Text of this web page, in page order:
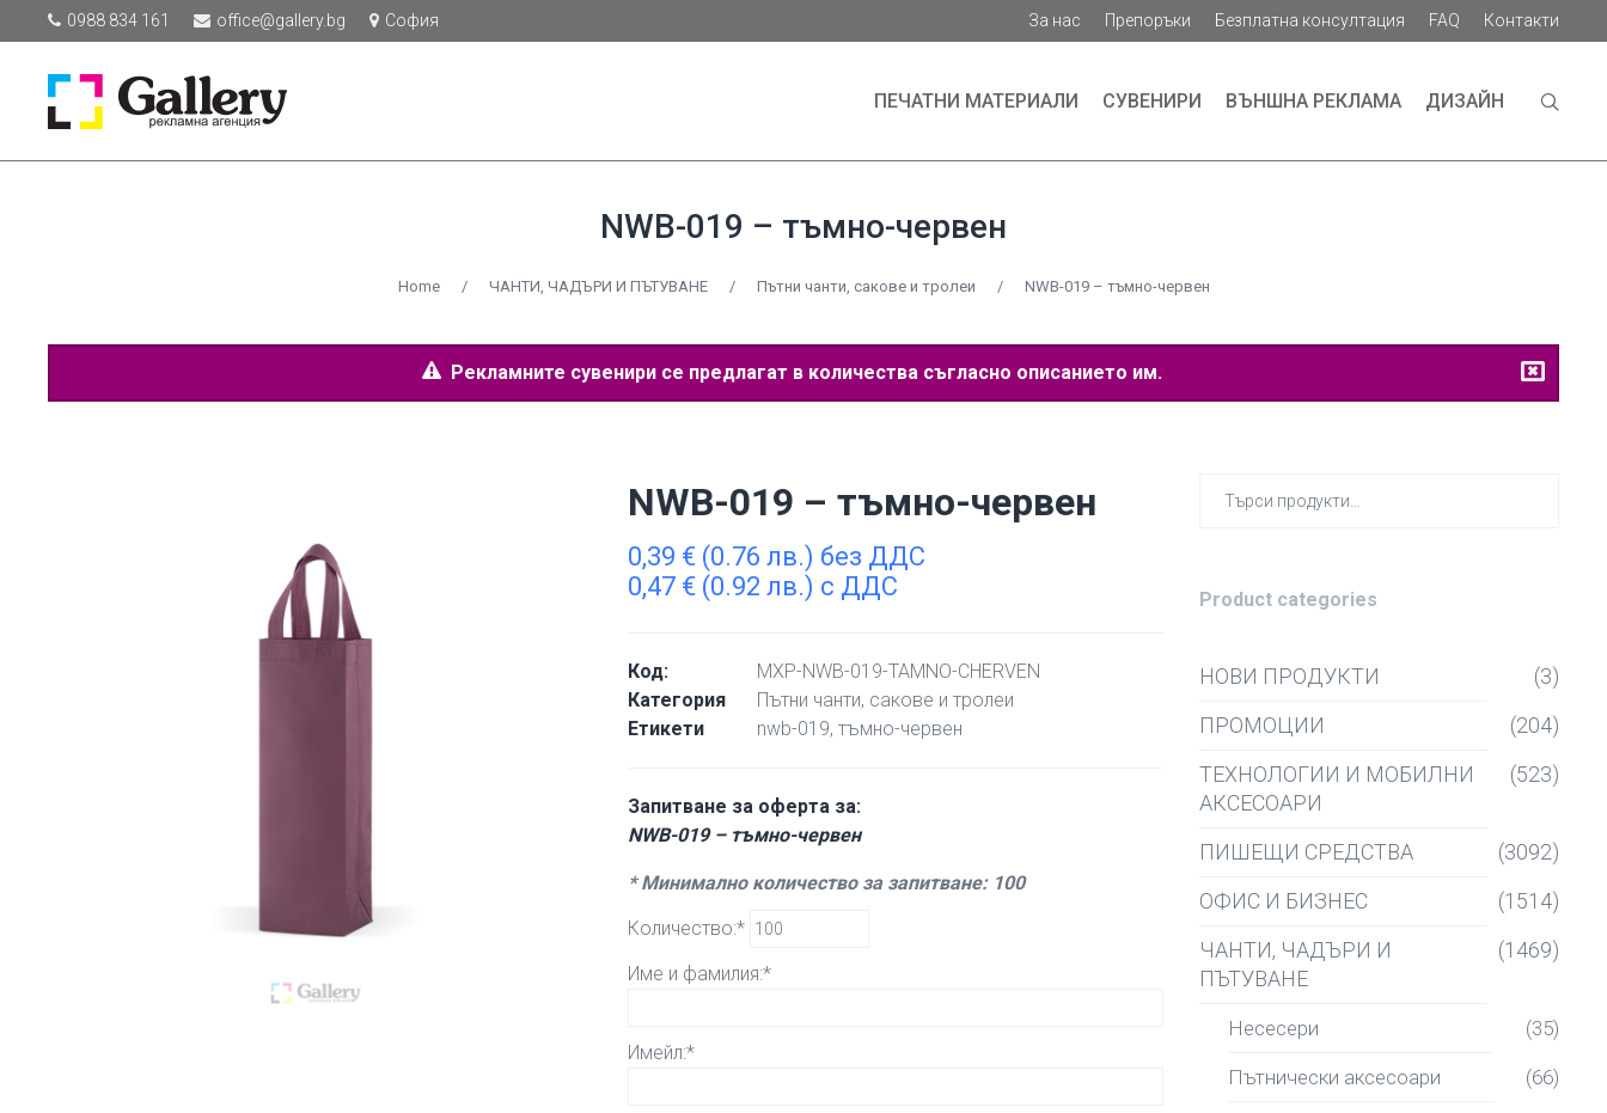
0988 834 161 office@gallery.bg София За нас Препоръки Безплатна консултация FAQ Контакти
ПЕЧАТНИ МАТЕРИАЛИ СУВЕНИРИ ВЪНШНА РЕКЛАМА ДИЗАЙН
NWB-019 – тъмно-червен
Home / ЧАНТИ, ЧАДЪРИ И ПЪТУВАНЕ / Пътни чанти, сакове и тролеи / NWB-019 – тъмно-червен
Рекламните сувенири се предлагат в количества съгласно описанието им.
NWB-019 – тъмно-червен
0,39 € (0.76 лв.) без ДДС
0,47 € (0.92 лв.) с ДДС
Код:
MXP-NWB-019-TAMNO-CHERVEN
Категория
Пътни чанти, сакове и тролеи
Етикети
nwb-019,тъмно-червен
Запитване за оферта за:
NWB-019 – тъмно-червен
* Минимално количество за запитване: 100
Количество:*
Име и фамилия:*
Имейл:*
Product categories
НОВИ ПРОДУКТИ
(3)
ПРОМОЦИИ
(204)
ТЕХНОЛОГИИ И МОБИЛНИ
АКСЕСОАРИ
(523)
ПИШЕЩИ СРЕДСТВА
(3092)
ОФИС И БИЗНЕС
(1514)
ЧАНТИ, ЧАДЪРИ И
ПЪТУВАНЕ
(1469)
Несесери (35)
Пътнически аксесоари (66)